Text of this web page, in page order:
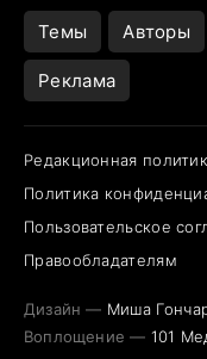
Темы Авторы
Реклама
Редакционная
Политика
Пользовательское
Правообладателям
Дизайн — Миша
Воплощение — 101